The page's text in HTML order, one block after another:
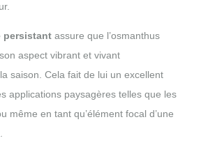
persistant assure que l’osmanthus
aspect vibrant et vivant
saison. Cela fait de lui un excellent
applications paysagères telles que les
même en tant qu’élément focal d’une